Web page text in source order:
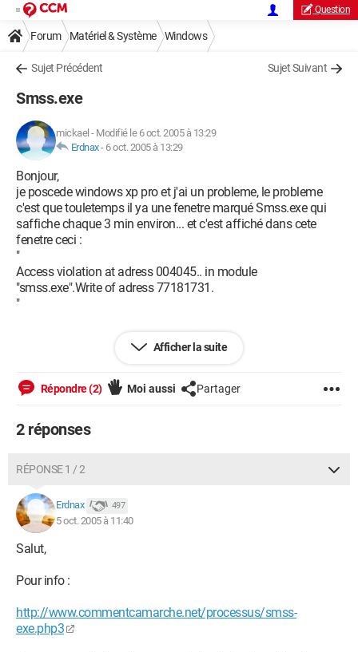
Question
Forum Matériel & Système Windows
Sujet Précédent Sujet Suivant
Smss.exe
mickael - Modifié le 6 oct. 2005 à 13:29
Erdnax- 6 oct. 2005 à 13:29
Bonjour,
je poscede windows xp pro et j'ai un probleme, le probleme
c'est que touletemps il ya une fenetre marqué Smss.exe qui
saffiche chaque 3 min environ... et c'est affiché dans cete
fenetre ceci :
"
Access violation at adress 004045.. in module
"smss.exe".Write of adress 77181731.
"
Voila, jaimerai savoir comment enlevé cela... merci bcp
j'attend une reponse tres bientot merci!
Configuration: xp pro
Afficher la suite
Répondre (2) Moi aussi Partager
2 réponses
RÉPONSE 1 / 2
Erdnax 497
5 oct. 2005 à 11:40
Salut,
Pour info :
http://www.commentcamarche.net/processus/smss-
exe.php3